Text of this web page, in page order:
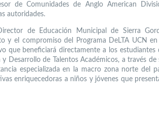
de Comunidades de Anglo American
autoridades.
de Educación Municipal de Sierra
y el compromiso del Programa DeLTA UCN en
que beneficiará directamente a los estudiantes
Desarrollo de Talentos Académicos, a través de
especializada en la macro zona norte del
enriquecedoras a niños y jóvenes que